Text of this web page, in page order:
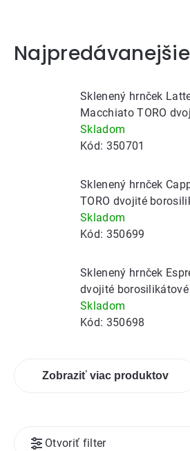
Najpredávanejšie
Sklenený hrnček
Macchiato TORO
borosilikátové sklo
Skladom
Kód: 350701
Sklenený hrnček
TORO dvojité
280ml
Skladom
Kód: 350699
Sklenený hrnček
dvojité
100ml
Skladom
Kód: 350698
Zobraziť viac produktov
Otvoriť filter
Výpis